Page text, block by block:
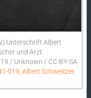
Unterschrift Albert
und Arzt.
/ Unknown / CC-BY-SA
019, Albert Schweitzer,